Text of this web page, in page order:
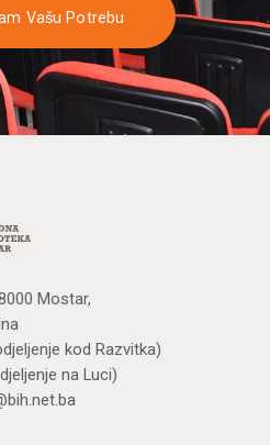
Vašu Potrebu
Mostar,
kod Razvitka)
na Luci)